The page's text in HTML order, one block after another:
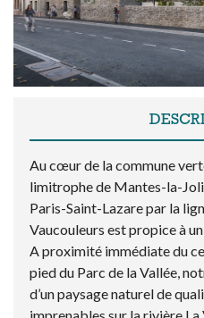
Au cœur de la commune
limitrophe de Mantes-la-
Paris-Saint-Lazare par la
Vaucouleurs est propice à
A proximité immédiate du
pied du Parc de la Vallée,
d’un paysage naturel de